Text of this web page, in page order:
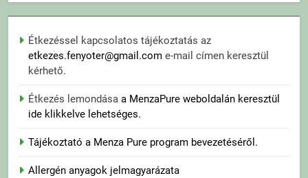
Étkezéssel kapcsolatos tájékoztatás az
etkezes.fenyoter@gmail.com e-mail címen keresztül
kérhető.
Étkezés lemondása a MenzaPure weboldalán keresztül
ide klikkelve lehetséges.
Tájékoztató a Menza Pure program bevezetéséről.
Allergén anyagok jelmagyarázata